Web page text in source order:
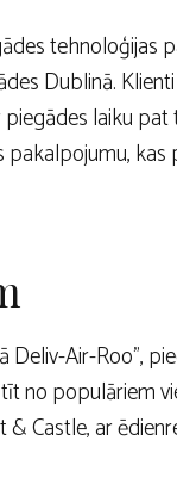
Dublinā.
laiku
Deliv-Air-Roo”,
no populāriem
Castle, ar